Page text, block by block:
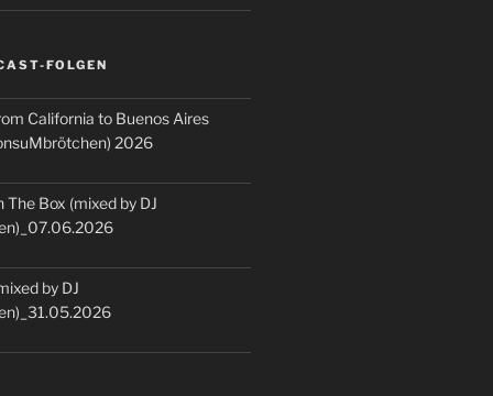
FOLGEN
California to Buenos Aires
2026
The Box (mixed by DJ
by DJ